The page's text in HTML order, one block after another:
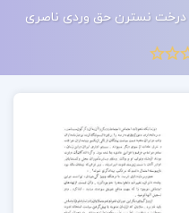
درخت نسترن حق وردی ناصری